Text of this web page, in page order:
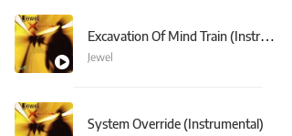
Excavation Of Mind Train (Instrumental)
Jewel
System Override (Instrumental)